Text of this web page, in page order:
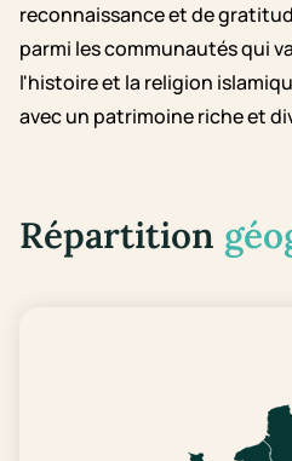
reconnaissance et de
parmi les communautés qui
l'histoire et la religion
avec un patrimoine riche et
Répartition